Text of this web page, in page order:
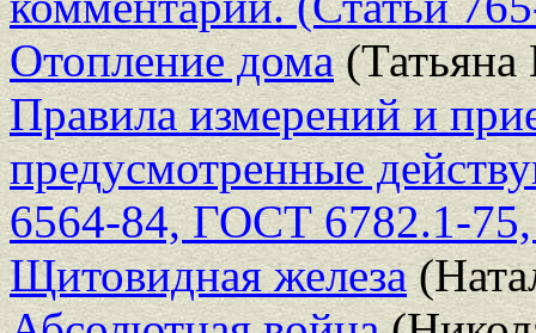
Отопление дома(Татьяна
Правила измерений и
предусмотренные
6564-84, ГОСТ 6782.1-
Щитовидная железа